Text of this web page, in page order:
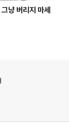
냥 버리지 마세